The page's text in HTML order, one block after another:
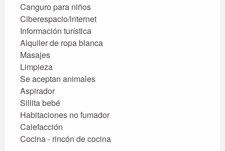
Canguro para niños
Ciberespacio/internet
Información turística
Alquiler de ropa blanca
Masajes
Limpieza
Se aceptan animales
Aspirador
Sillita bebé
Habitaciones no fumador
Calefacción
Cocina - rincón de cocina